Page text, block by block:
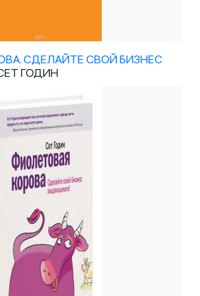
СДЕЛАЙТЕ СВОЙ БИЗНЕС
ГОДИН